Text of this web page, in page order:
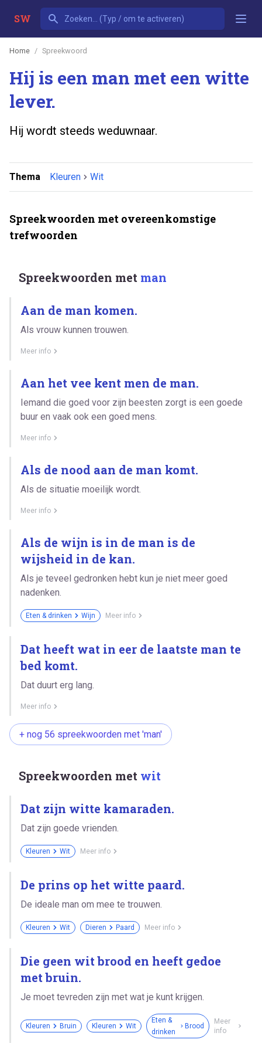
SW
Home Spreekwoord
Hij is een man met een witte
lever.
Hij wordt steeds weduwnaar.
Thema Kleuren Wit
Spreekwoorden met overeenkomstige
trefwoorden
Spreekwoorden met man
Aan de man komen.
Als vrouw kunnen trouwen.
Meer info
Aan het vee kent men de man.
Iemand die goed voor zijn beesten zorgt is een goede
buur en vaak ook een goed mens.
Meer info
Als de nood aan de man komt.
Als de situatie moeilijk wordt.
Meer info
Als de wijn is in de man is de
wijsheid in de kan.
Als je teveel gedronken hebt kun je niet meer goed
nadenken.
Eten & drinken Wijn Meer info
Dat heeft wat in eer de laatste man te
bed komt.
Dat duurt erg lang.
Meer info
+ nog 56 spreekwoorden met 'man'
Spreekwoorden met wit
Dat zijn witte kamaraden.
Dat zijn goede vrienden.
Kleuren Wit Meer info
De prins op het witte paard.
De ideale man om mee te trouwen.
Kleuren Wit Dieren Paard Meer info
Die geen wit brood en heeft gedoe
met bruin.
Je moet tevreden zijn met wat je kunt krijgen.
Kleuren Bruin Kleuren Wit
Eten &
drinken
Brood
Meer
info